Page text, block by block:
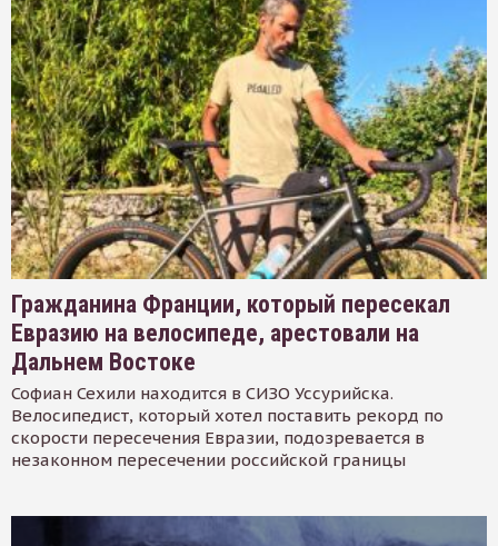
Гражданина Франции, который пересекал
Евразию на велосипеде, арестовали на
Дальнем Востоке
Софиан Сехили находится в СИЗО Уссурийска.
Велосипедист, который хотел поставить рекорд по
скорости пересечения Евразии, подозревается в
незаконном пересечении российской границы